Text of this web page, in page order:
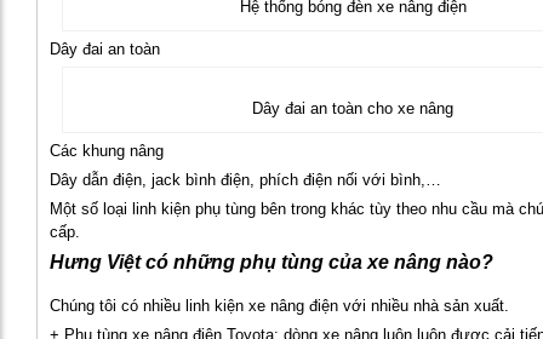
Hệ thống bóng đèn xe nâng điện
Dây đai an toàn
Dây đai an toàn cho xe nâng
Các khung nâng
Dây dẫn điện, jack bình điện, phích điện nối với bình,…
Một số loại linh kiện phụ tùng bên trong khác tùy theo nhu cầu mà
cấp.
Hưng Việt có những phụ tùng của xe nâng nào?
Chúng tôi có nhiều linh kiện xe nâng điện với nhiều nhà sản xuất.
+ Phụ tùng xe nâng điện Toyota: dòng xe nâng luôn luôn được cải